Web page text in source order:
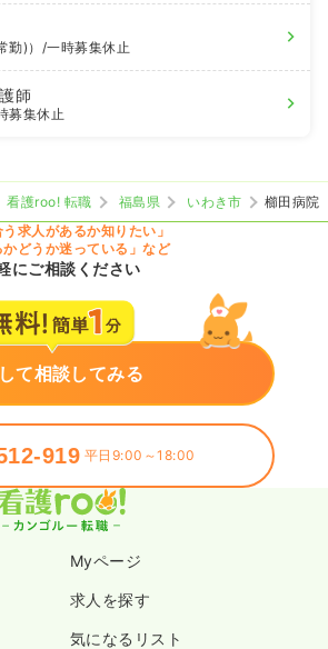
勤)） /一時募集休止
師
募集休止
看護roo! 転職 福島県 いわき市
櫛田病院
う求人があるか知りたい」
かどうか迷っている」など
にご相談ください
て相談してみる
919 平日9:00～18:00
Myページ
求人を探す
気になるリスト